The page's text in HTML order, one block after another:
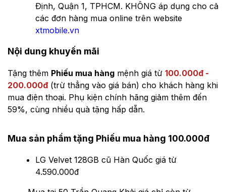
Định, Quận 1, TPHCM. KHÔNG áp dụng cho cả
các đơn hàng mua online trên website
xtmobile.vn
Nội dung khuyến mãi
Tặng thêm Phiếu mua hàng mệnh giá từ 100.000đ -
200.000đ(trừ thẳng vào giá bán) cho khách hàng khi
mua điện thoại. Phụ kiện chính hãng giảm thêm đến
59%, cùng nhiều quà tặng hấp dẫn.
Mua sản phẩm tặng Phiếu mua hàng 100.000đ
LG Velvet 128GB cũ Hàn Quốc giá từ
4.590.000đ